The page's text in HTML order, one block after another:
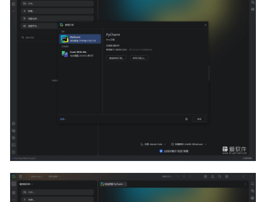
版 2026-01-15
PowerDirector 2025(威力导演) v23.4.1716.0中文激活版
2025-06-24
DxO FilmPack 7.21.0.20 中文特别版